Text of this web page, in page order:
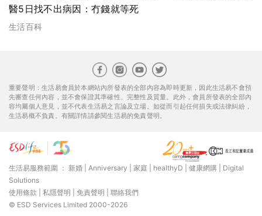
醫5日找不出病因：冇錢就等死
生活百科
重要聲明：生活易會員於本網站內所發表的全部內容為即時更新，因此生活易不會預
先審查任何內容，並不會保證其準確性、完整性及質量。此外，會員所發表的全部內
容均屬個人意見，並不代表生活易之言論及立場。如從而引起任何損失或法律糾紛，
生活易概不負責。有關詳情請參閱生活易的免責聲明。
生活易服務範圍 ： 新婚 Anniversary 家庭 healthyD 健康網購
Digital
Solutions
使用條款
私隱聲明 免責聲明
聯絡我們
© ESD Services Limited 2000-2026